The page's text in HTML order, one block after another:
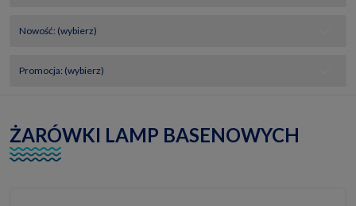
Nowość: (wybierz)
Promocja: (wybierz)
ŻARÓWKI LAMP BASENOWYCH